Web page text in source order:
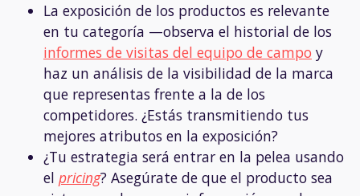
La exposición de los productos es relevante
en tu categoría —observa el historial de los
informes de visitas del equipo de campo y
haz un análisis de la visibilidad de la marca
que representas frente a la de los
competidores. ¿Estás transmitiendo tus
mejores atributos en la exposición?
¿Tu estrategia será entrar en la pelea usando
el pricing? Asegúrate de que el producto sea